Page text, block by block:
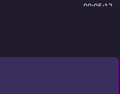
00:05:13